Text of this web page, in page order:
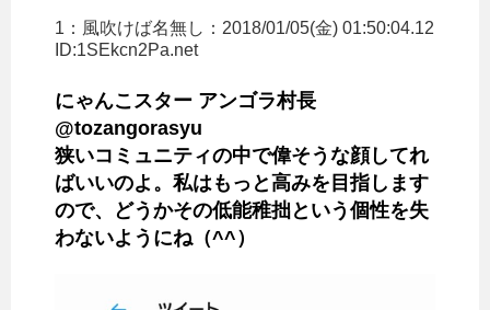
1： 風吹けば名無し ：2018/01/05(金) 01:50:04.12
ID:1SEkcn2Pa.net
にゃんこスター アンゴラ村長
@tozangorasyu
狭いコミュニティの中で偉そうな顔してれ
ばいいのよ。私はもっと高みを目指します
ので、どうかその低能稚拙という個性を失
わないようにね（^^）